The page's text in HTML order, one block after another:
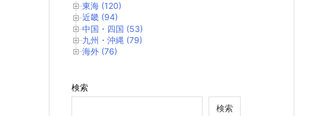
東海 (120)
近畿 (94)
中国・四国 (53)
九州・沖縄 (79)
海外 (76)
検索
検索